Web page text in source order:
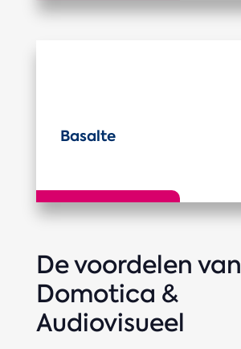
Basalte
De voordelen van
Domotica &
Audiovisueel